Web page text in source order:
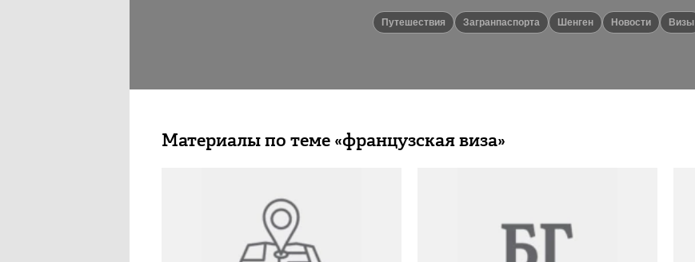
путешествия Загранпаспорта Шенген новости Визы
Материалы по теме «французская виза»